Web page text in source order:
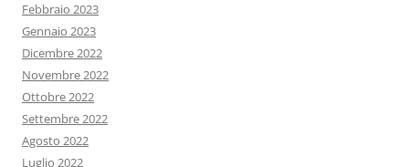
Febbraio 2023
Gennaio 2023
Dicembre 2022
Novembre 2022
Ottobre 2022
Settembre 2022
Agosto 2022
Luglio 2022